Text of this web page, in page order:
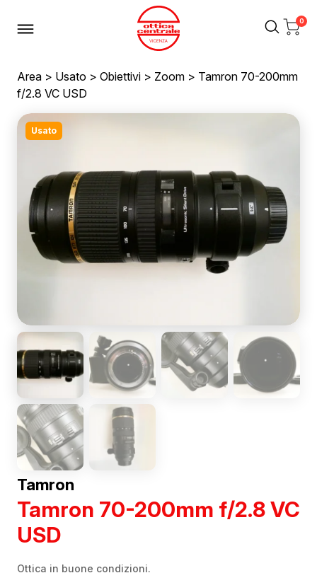
0
Area > Usato > Obiettivi > Zoom > Tamron 70-200mm
f/2.8 VC USD
Usato
Tamron
Tamron 70-200mm f/2.8 VC
USD
Ottica in buone condizioni.